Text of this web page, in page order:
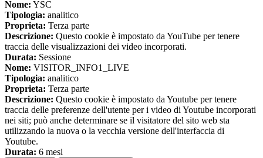
Nome: YSC
Tipologia: analitico
Proprieta: Terza parte
Descrizione: Questo cookie è impostato da YouTube per tenere
traccia delle visualizzazioni dei video incorporati.
Durata: Sessione
Nome: VISITOR_INFO1_LIVE
Tipologia: analitico
Proprieta: Terza parte
Descrizione: Questo cookie è impostato da Youtube per tenere
traccia delle preferenze dell'utente per i video di Youtube incorporati
nei siti; può anche determinare se il visitatore del sito web sta
utilizzando la nuova o la vecchia versione dell'interfaccia di
Youtube.
Durata: 6 mesi